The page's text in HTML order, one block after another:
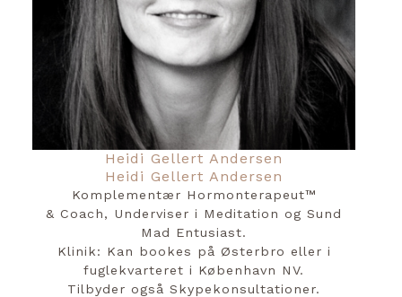
Heidi Gellert Andersen
Heidi Gellert Andersen
Komplementær Hormonterapeut™️
& Coach, Underviser i Meditation og Sund
Mad Entusiast.
Klinik: Kan bookes på Østerbro eller i
fuglekvarteret i København NV.
Tilbyder også Skypekonsultationer.